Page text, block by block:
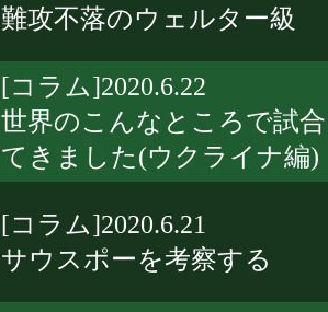
難攻不落のウェルター級
[コラム]2020.6.22
世界のこんなところで試
てきました(ウクライナ編)
[コラム]2020.6.21
サウスポーを考察する